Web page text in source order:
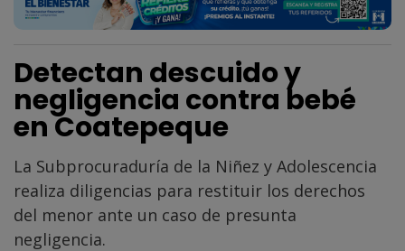
Detectan descuido y
negligencia contra bebé
en Coatepeque
La Subprocuraduría de la Niñez y Adolescencia
realiza diligencias para restituir los derechos
del menor ante un caso de presunta
negligencia.